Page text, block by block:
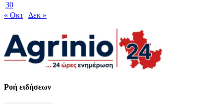
30
« Οκτ
Δεκ »
Ροή ειδήσεων